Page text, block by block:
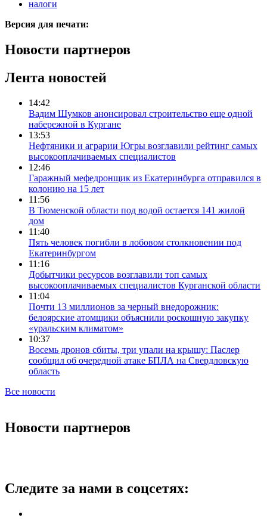
налоги
Версия для печати:
Новости партнеров
Лента новостей
14:42
Вадим Шумков анонсировал строительство еще одной
набережной в Кургане
13:53
Нефтяники и аграрии Югры возглавили рейтинг самых
высокооплачиваемых специалистов
12:46
Гаражный мефедронщик из Екатеринбурга отправился в
колонию на 15 лет
11:56
В Тюменской области под водой остается 141 жилой
дом
11:40
Пять человек погибли в лобовом столкновении под
Екатеринбургом
11:16
Добытчики ресурсов возглавили топ самых
высокооплачиваемых специалистов Курганской области
11:04
Почти 13 миллионов за черный внедорожник:
белоярские атомщики объяснили роскошную закупку
«уральским климатом»
10:37
Восемь дронов сбиты, три упали на крышу: Паслер
сообщил об очередной атаке БПЛА на Свердловскую
область
Все новости
Новости партнеров
Следите за нами в соцсетях: